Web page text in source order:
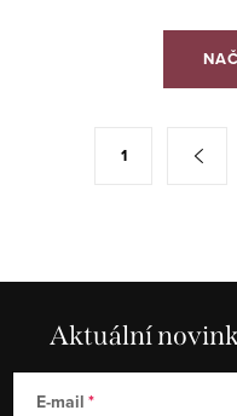
v
1
Aktuální
E-mail